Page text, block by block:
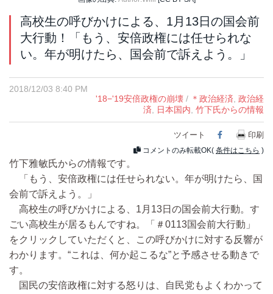
高校生の呼びかけによる、1月13日の国会前
大行動！「もう、安倍政権には任せられな
い。年が明けたら、国会前で訴えよう。」
2018/12/03 8:40 PM
'18−'19安倍政権の崩壊 / ＊政治経済 政治経
済
日本国内 竹下氏からの情報
ツイート Facebook
印刷
コメントのみ転載OK( 条件はこちら )
竹下雅敏氏からの情報です。
「もう、安倍政権には任せられない。年が明けたら、国
会前で訴えよう。」
高校生の呼びかけによる、1月13日の国会前大行動。す
ごい高校生が居るもんですね。「＃0113国会前大行動」
をクリックしていただくと、この呼びかけに対する反響が
わかります。“これは、何か起こるな”と予感させる動きで
す。
国民の安倍政権に対する怒りは、自民党もよくわかって